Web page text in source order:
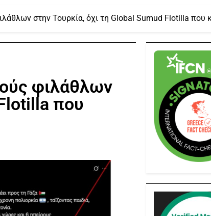
στην Τουρκία, όχι τη Global Sumud Flotilla που
φιλάθλων
που